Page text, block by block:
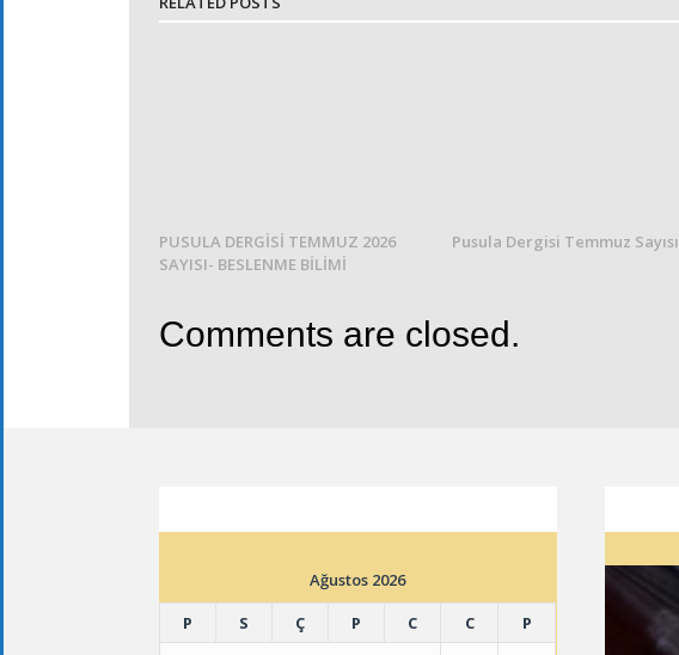
PUSULA DERGİSİ TEMMUZ 2026
SAYISI- BESLENME BİLİMİ
Pusula Dergisi Temmuz Sayısı
Comments are closed.
Ağustos 2026
P
S Ç P C C
P